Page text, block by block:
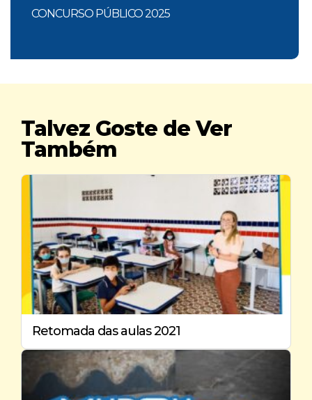
CONCURSO PÚBLICO 2025
Talvez Goste de Ver
Também
Retomada das aulas 2021